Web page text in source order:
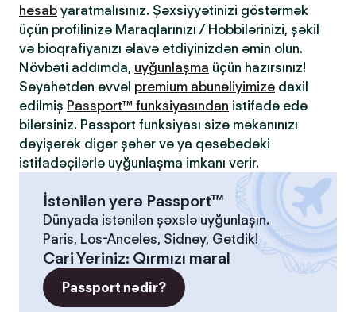
hesab yaratmalısınız. Şəxsiyyətinizi göstərmək
üçün profilinizə Maraqlarınızı / Hobbilərinizi, şəkil
və bioqrafiyanızı əlavə etdiyinizdən əmin olun.
Növbəti addımda, uyğunlaşma üçün hazırsınız!
Səyahətdən əvvəl premium abunəliyimizə daxil
edilmiş Passport™ funksiyasından istifadə edə
bilərsiniz. Passport funksiyası sizə məkanınızı
dəyişərək digər şəhər və ya qəsəbədəki
istifadəçilərlə uyğunlaşma imkanı verir.
İstənilən yerə Passport™
Dünyada istənilən şəxslə uyğunlaşın.
Paris, Los-Anceles, Sidney, Getdik!
Cari Yeriniz: Qırmızı maral
Passport nədir?